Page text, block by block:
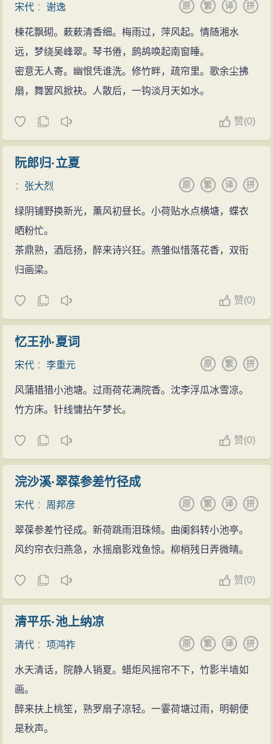
宋代 ：谢逸 拼
译
繁
原
楝花飘砌。蔌蔌清香细。梅雨过，萍风起。情随湘水
远，梦绕吴峰翠。琴书倦，鹧鸪唤起南窗睡。
密意无人寄。幽恨凭谁洗。修竹畔，疏帘里。歌余尘拂
扇，舞罢风掀袂。人散后，一钩淡月天如水。
赞(0)
阮郎归·立夏
： 张大烈 拼
译
繁
原
绿阴铺野换新光，薰风初昼长。小荷贴水点横塘，蝶衣
晒粉忙。
茶鼎熟，酒卮扬，醉来诗兴狂。燕雏似惜落花香，双衔
归画梁。
赞(0)
忆王孙·夏词
宋代 ：李重元 拼
繁
原
风蒲猎猎小池塘。过雨荷花满院香。沈李浮瓜冰雪凉。
竹方床。针线慵拈午梦长。
赞(0)
浣沙溪·翠葆参差竹径成
宋代 ： 周邦彦 拼
译
繁
原
翠葆参差竹径成。新荷跳雨泪珠倾。曲阑斜转小池亭。
风约帘衣归燕急，水摇扇影戏鱼惊。柳梢残日弄微晴。
赞(0)
清平乐·池上纳凉
清代 ：项鸿祚 拼
译
繁
原
水天清话，院静人销夏。蜡炬风摇帘不下，竹影半墙如
画。
醉来扶上桃笙，熟罗扇子凉轻。一霎荷塘过雨，明朝便
是秋声。